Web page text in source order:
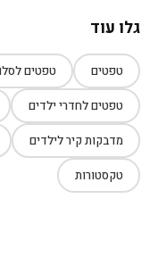
גלו עוד
טפטים טפטים
טפטים לחדרי ילדים
מדבקות קיר לילדים
טקסטורות